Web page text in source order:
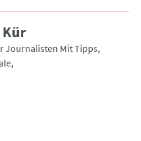
Journalisten Mit Tipps,